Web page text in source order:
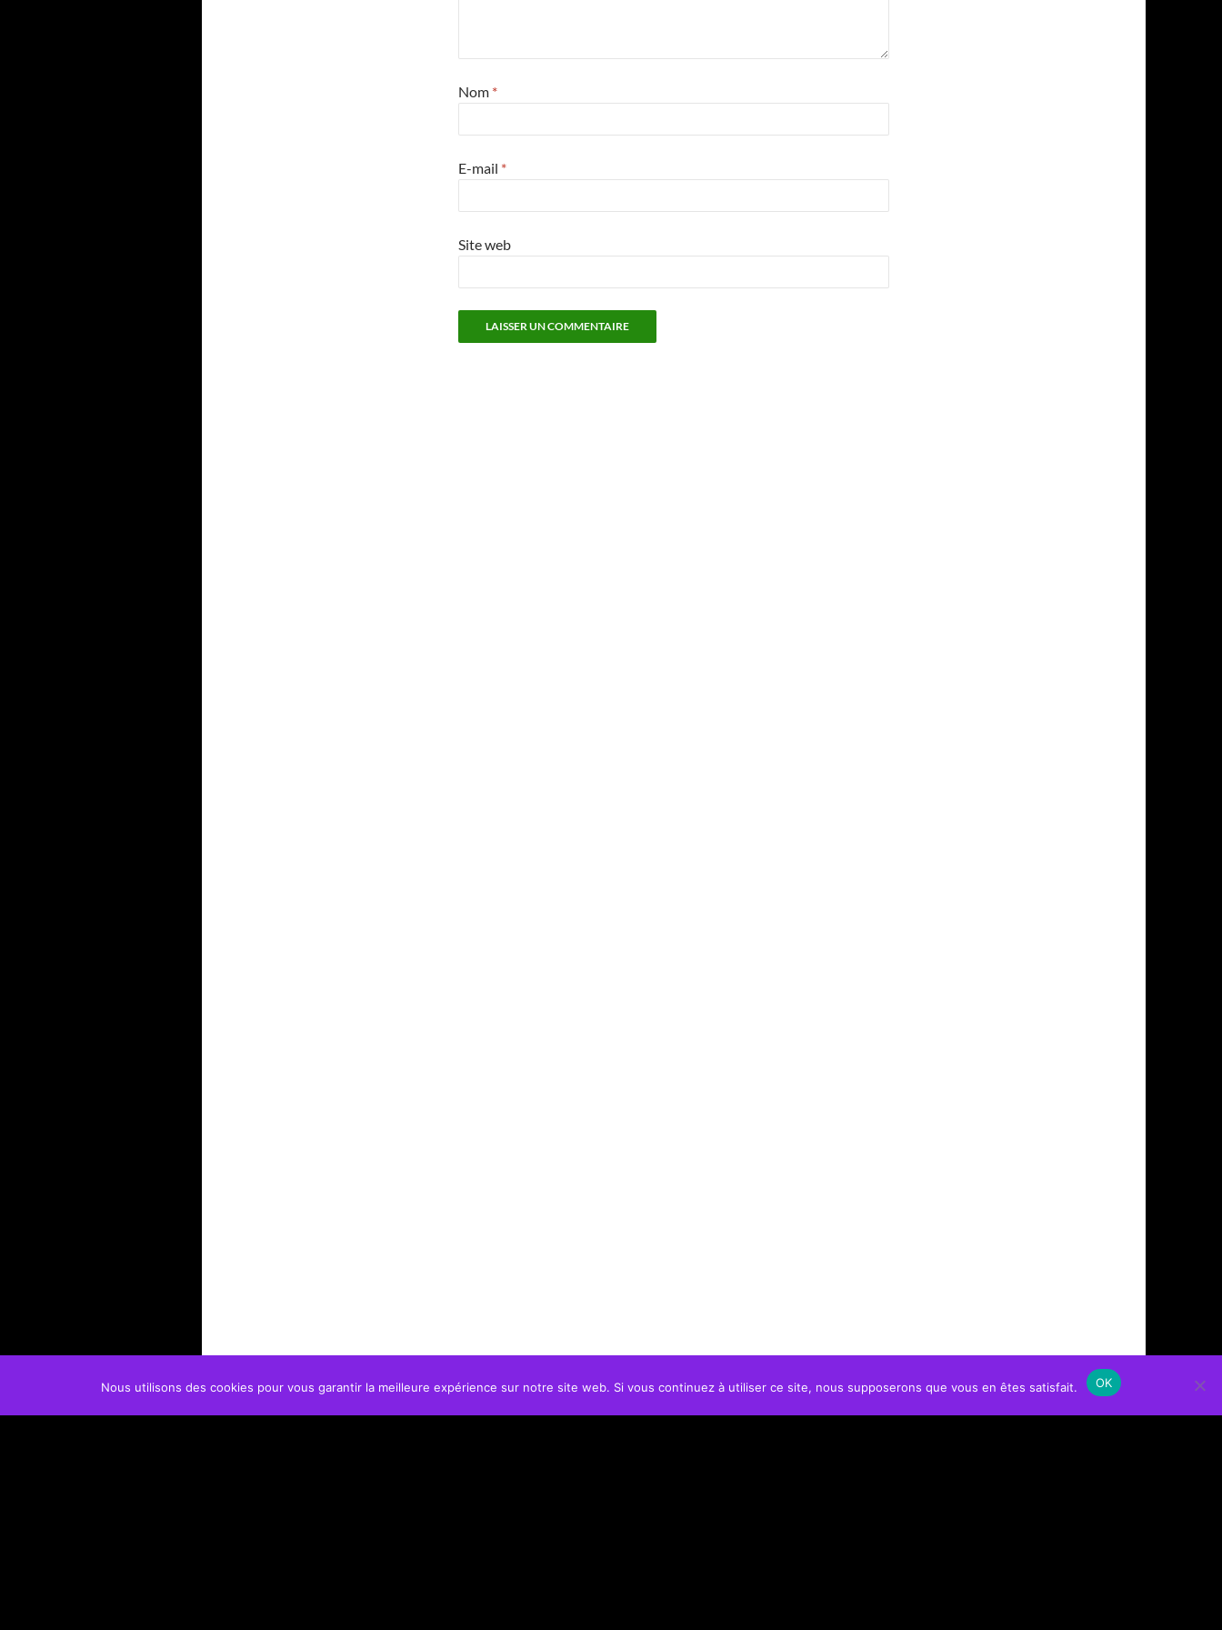
Nom *
E-mail *
Site web
Nous utilisons des cookies pour vous garantir la meilleure expérience sur notre site web. Si vous continuez à utiliser ce site, nous supposerons que vous en êtes satisfait. OK